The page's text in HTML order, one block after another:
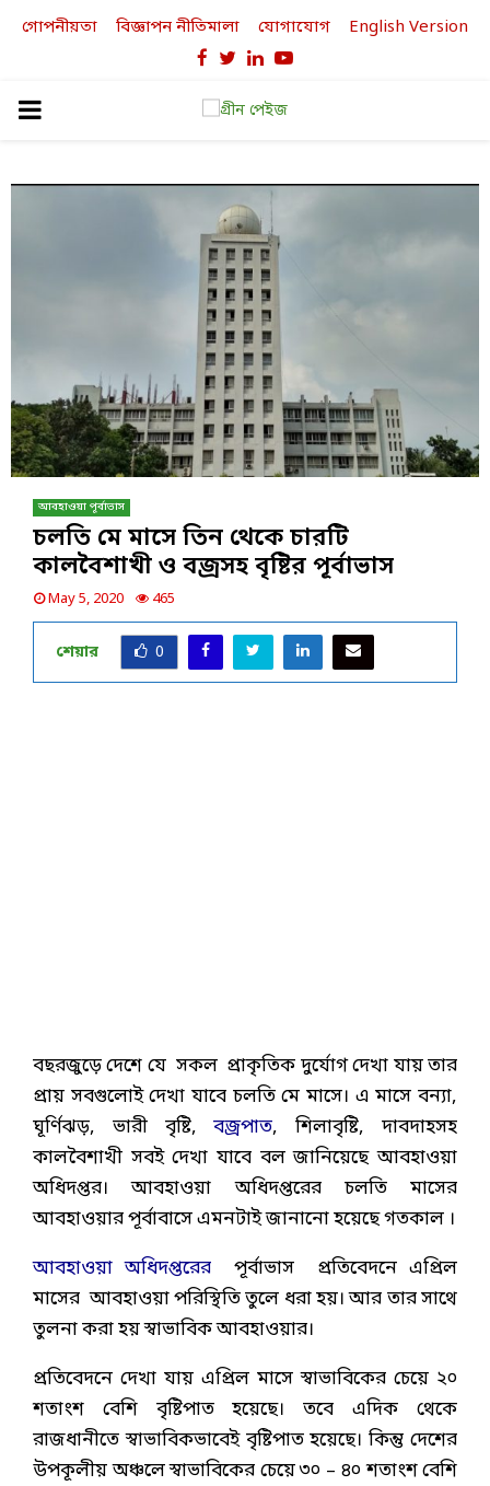
গোপনীয়তা বিজ্ঞাপন নীতিমালা যোগাযোগ English Version
Facebook
TwitterLinkedinYoutube
PRIMARY
আবহাওয়া পূর্বাভাস
চলতি মে মাসে তিন থেকে চারটি
কালবৈশাখী ও বজ্রসহ বৃষ্টির পূর্বাভাস
May 5, 2020 465
শেয়ার 0
বছরজুড়ে দেশে যে সকল প্রাকৃতিক দুর্যোগ দেখা যায় তার
প্রায় সবগুলোই দেখা যাবে চলতি মে মাসে। এ মাসে বন্যা,
ঘূর্ণিঝড়, ভারী বৃষ্টি,বজ্রপাত, শিলাবৃষ্টি, দাবদাহসহ
কালবৈশাখী সবই দেখা যাবে বল জানিয়েছে আবহাওয়া
অধিদপ্তর। আবহাওয়া অধিদপ্তরের চলতি মাসের
আবহাওয়ার পূর্বাবাসে এমনটাই জানানো হয়েছে গতকাল ।
আবহাওয়া অধিদপ্তরেরপূর্বাভাস প্রতিবেদনে এপ্রিল
মাসের আবহাওয়া পরিস্থিতি তুলে ধরা হয়। আর তার সাথে
তুলনা করা হয় স্বাভাবিক আবহাওয়ার।
প্রতিবেদনে দেখা যায় এপ্রিল মাসে স্বাভাবিকের চেয়ে ২০
শতাংশ বেশি বৃষ্টিপাত হয়েছে। তবে এদিক থেকে
রাজধানীতে স্বাভাবিকভাবেই বৃষ্টিপাত হয়েছে। কিন্তু দেশের
উপকূলীয় অঞ্চলে স্বাভাবিকের চেয়ে ৩০ – ৪০ শতাংশ বেশি